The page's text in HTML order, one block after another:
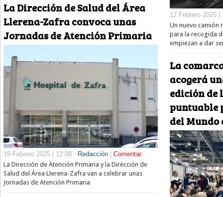
La Dirección de Salud del Área
Llerena-Zafra convoca unas
Jornadas de Atención Primaria
19 Febrero 2025 | 12:08 - Redacción| Comentar
La Dirección de Atención Primaria y la Dirección de
Salud del Área Llerena-Zafra van a celebrar unas
Jornadas de Atención Primaria
12 Febrero 2025
Un nuevo camión
para la recogida
empiezan a dar
La
acogerá
edición de
puntuable
del Mundo